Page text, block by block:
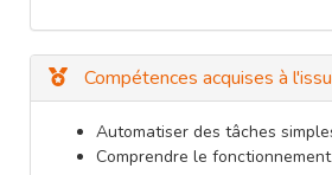
Compétences acquises à
Automatiser des tâches
Comprendre le